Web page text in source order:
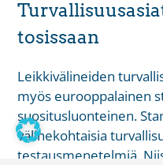
tosissaan
Leikkivälineiden
myös eurooppalainen
suositusluonteinen.
välinekohtaisia
testausmenetelmiä.